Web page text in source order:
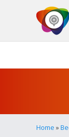
Home »